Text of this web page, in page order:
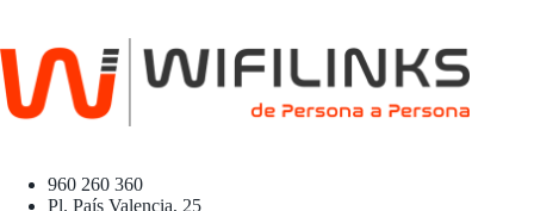
960 260 360
Pl. País Valencia, 25